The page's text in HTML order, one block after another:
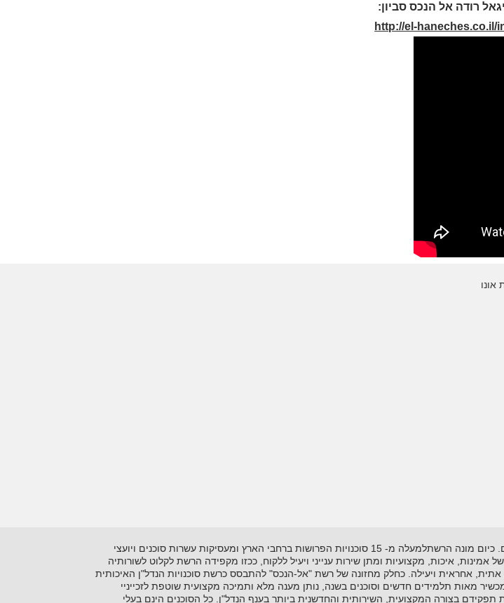
רודה אל הנכס סביון:
http://el-
אונו
רשת "אל-הנכס" נוסדה בשנת 1995 ועוסקת בתיווך יזמות ושיווק נדל"ן על סוגיו השונים. כיום מונה הרשתלמעלה מ- 15 סוכנויות הפרושות ברחבי הארץ ומעסיקות עשרות סוכנים ויועצי
אמינות, איכות, מקצועיות ומתן שירות ענייני ויעיל ללקוח, ככזו מקפידה הרשת לקלוט לשורותיה
אתית, אחראית ויעילה. כחלק מחזונה של רשת "אל-הנכס" להתבסס כרשת סוכנויות הנדל"ן האיכותית
מאות תלמידים חדשים וסוכנים בשנה, נותן מענה מלא ותמיכה מקצועית שוטפת לזכייניי
בצורה המקצועית, השירותית והחדשנית ביותר בענף הנדל"ן. כל הסוכנים הינם בעלי